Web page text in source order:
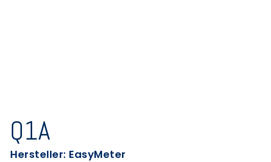
Q1A
Hersteller: EasyMeter